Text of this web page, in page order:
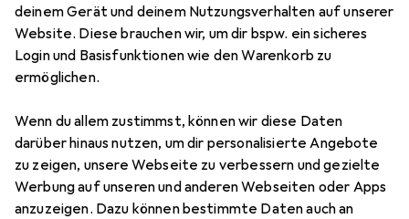
deinem Gerät und deinem Nutzungsverhalten auf unserer
Website. Diese brauchen wir, um dir bspw. ein sicheres
Login und Basisfunktionen wie den Warenkorb zu
ermöglichen.
Wenn du allem zustimmst, können wir diese Daten
darüber hinaus nutzen, um dir personalisierte Angebote
zu zeigen, unsere Webseite zu verbessern und gezielte
Werbung auf unseren und anderen Webseiten oder Apps
anzuzeigen. Dazu können bestimmte Daten auch an
9 Bilder
Ocun Corona Top
L
Bewertungen Marke
Mehr von Ocun
Aktuell nicht lieferbar